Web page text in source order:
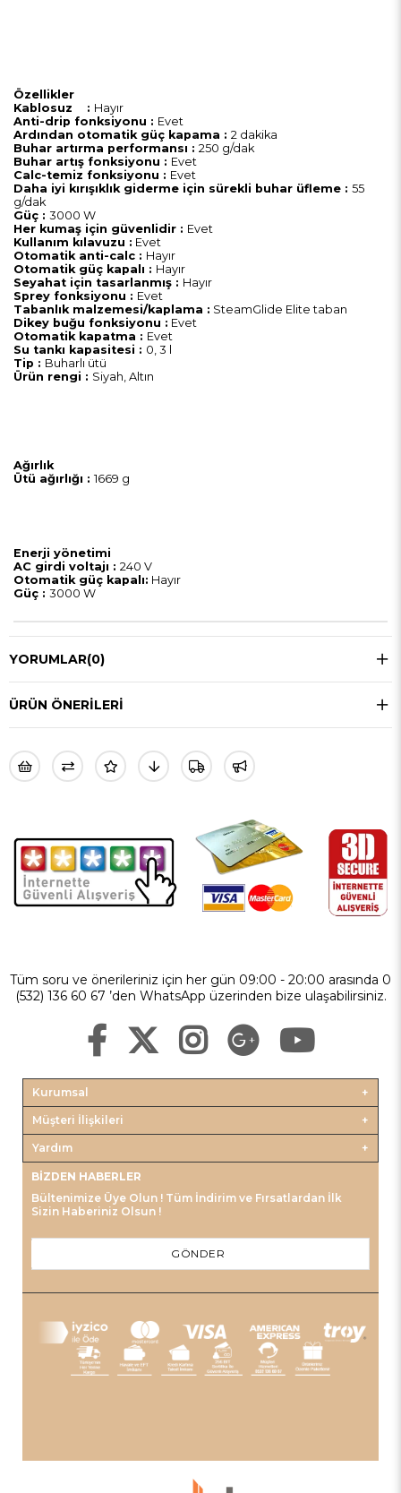
Özellikler
Kablosuz : Hayır
Anti-drip fonksiyonu : Evet
Ardından otomatik güç kapama : 2 dakika
Buhar artırma performansı : 250 g/dak
Buhar artış fonksiyonu : Evet
Calc-temiz fonksiyonu : Evet
Daha iyi kırışıklık giderme için sürekli buhar üfleme : 55
g/dak
Güç : 3000 W
Her kumaş için güvenlidir : Evet
Kullanım kılavuzu : Evet
Otomatik anti-calc : Hayır
Otomatik güç kapalı : Hayır
Seyahat için tasarlanmış : Hayır
Sprey fonksiyonu : Evet
Tabanlık malzemesi/kaplama : SteamGlide Elite taban
Dikey buğu fonksiyonu : Evet
Otomatik kapatma : Evet
Su tankı kapasitesi : 0, 3 l
Tip : Buharlı ütü
Ürün rengi : Siyah, Altın
Ağırlık
Ütü ağırlığı : 1669 g
Enerji yönetimi
AC girdi voltajı : 240 V
Otomatik güç kapalı: Hayır
Güç : 3000 W
YORUMLAR(0)
ÜRÜN ÖNERILERI
Tüm soru ve önerileriniz için her gün 09:00 - 20:00 arasında 0
(532) 136 60 67 ’den WhatsApp üzerinden bize ulaşabilirsiniz.
Kurumsal
Müşteri İlişkileri
Yardım
BIZDEN HABERLER
Bültenimize Üye Olun ! Tüm İndirim ve Fırsatlardan İlk
Sizin Haberiniz Olsun !
GÖNDER